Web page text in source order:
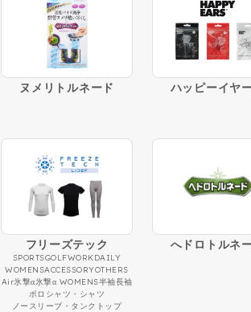
ヌメリトルネード ハッピーイヤ
フリーズテック
SPORTSGOLFWORKDAILY
WOMENSACCESSORYOTHERS
Air氷撃α氷撃α WOMENS半袖長袖
ポロシャツ・シャツ
ノースリーブ・タンクトップ
へドロトルネ